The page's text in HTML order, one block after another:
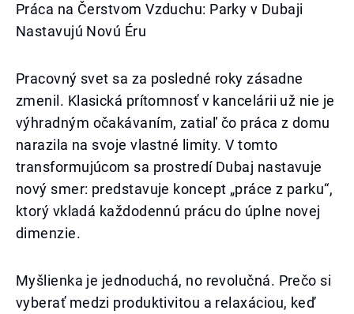
Práca na Čerstvom Vzduchu: Parky v Dubaji
Nastavujú Novú Éru
Pracovný svet sa za posledné roky zásadne
zmenil. Klasická prítomnosť v kancelárii už nie je
výhradným očakávaním, zatiaľ čo práca z domu
narazila na svoje vlastné limity. V tomto
transformujúcom sa prostredí Dubaj nastavuje
nový smer: predstavuje koncept „práce z parku“,
ktorý vkladá každodennú prácu do úplne novej
dimenzie.
Myšlienka je jednoduchá, no revolučná. Prečo si
vyberať medzi produktivitou a relaxáciou, keď